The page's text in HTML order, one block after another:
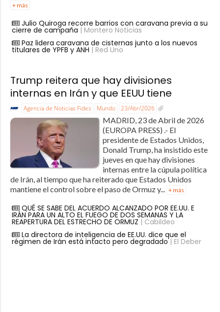
+ más
Julio Quiroga recorre barrios con caravana previa a su
cierre de campaña | Montero Noticias
Paz lidera caravana de cisternas junto a los nuevos
titulares de YPFB y ANH | Red Uno
Trump reitera que hay divisiones
internas en Irán y que EEUU tiene
Agencia de Noticias Fides Mundo 23/Abr/2026
MADRID, 23 de Abril de 2026
(EUROPA PRESS) .- El
presidente de Estados Unidos,
Donald Trump, ha insistido este
jueves en que hay divisiones
internas entre la cúpula política
de Irán, al tiempo que ha reiterado que Estados Unidos
mantiene el control sobre el paso de Ormuz y... + más
QUÉ SE SABE DEL ACUERDO ALCANZADO POR EE.UU. E
IRÁN PARA UN ALTO EL FUEGO DE DOS SEMANAS Y LA
REAPERTURA DEL ESTRECHO DE ORMUZ | Cabildeo
La directora de inteligencia de EE.UU. dice que el
régimen de Irán está intacto pero degradado| El Deber